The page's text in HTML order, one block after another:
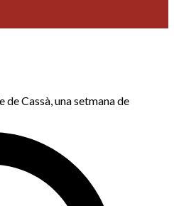
Cassà, una setmana de